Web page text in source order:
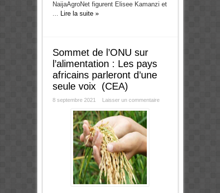
NaijaAgroNet figurent Elisee Kamanzi et
... Lire la suite »
Sommet de l’ONU sur
l’alimentation : Les pays
africains parleront d’une
seule voix (CEA)
8 septembre 2021 Laisser un commentaire